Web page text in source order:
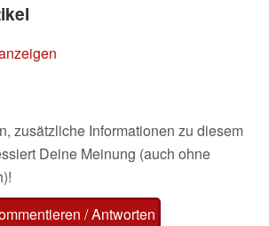
zusätzliche Informationen zu diesem
Deine Meinung (auch ohne
/ Antworten